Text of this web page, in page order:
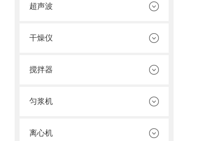
超声波
干燥仪
搅拌器
匀浆机
离心机